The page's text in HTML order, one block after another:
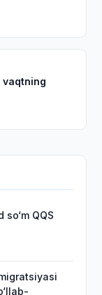
vaqtning
QQS